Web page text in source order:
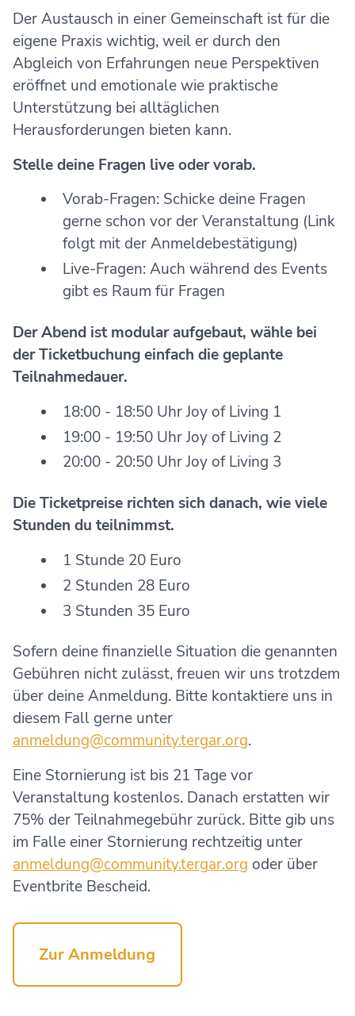
Der Austausch in einer Gemeinschaft ist für die
eigene Praxis wichtig, weil er durch den
Abgleich von Erfahrungen neue Perspektiven
eröffnet und emotionale wie praktische
Unterstützung bei alltäglichen
Herausforderungen bieten kann.
Stelle deine Fragen live oder vorab.
Vorab-Fragen: Schicke deine Fragen
gerne schon vor der Veranstaltung (Link
folgt mit der Anmeldebestätigung)
Live-Fragen: Auch während des Events
gibt es Raum für Fragen
Der Abend ist modular aufgebaut, wähle bei
der Ticketbuchung einfach die geplante
Teilnahmedauer.
18:00 - 18:50 Uhr Joy of Living 1
19:00 - 19:50 Uhr Joy of Living 2
20:00 - 20:50 Uhr Joy of Living 3
Die Ticketpreise richten sich danach, wie viele
Stunden du teilnimmst.
1 Stunde 20 Euro
2 Stunden 28 Euro
3 Stunden 35 Euro
Sofern deine finanzielle Situation die genannten
Gebühren nicht zulässt, freuen wir uns trotzdem
über deine Anmeldung. Bitte kontaktiere uns in
diesem Fall gerne unter
anmeldung@community.tergar.org.
Eine Stornierung ist bis 21 Tage vor
Veranstaltung kostenlos. Danach erstatten wir
75% der Teilnahmegebühr zurück. Bitte gib uns
im Falle einer Stornierung rechtzeitig unter
anmeldung@community.tergar.org oder über
Eventbrite Bescheid.
Zur Anmeldung